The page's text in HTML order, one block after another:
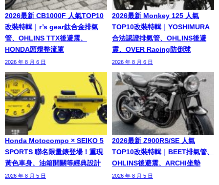
2026最新 CB1000F 人氣TOP10
改裝特輯｜r’s gear鈦合金排氣
管、OHLINS TTX後避震、
HONDA頭燈整流罩
2026 年 8 月 6 日
2026最新 Monkey 125 人氣
TOP10改裝特輯｜YOSHIMURA
合法認證排氣管、OHLINS後避
震、OVER Racing防倒球
2026 年 8 月 6 日
Honda Motocompo × SEIKO 5
SPORTS 聯名限量錶登場！重現
黃色車身、油箱開關等經典設計
2026 年 8 月 5 日
2026最新 Z900RS/SE 人氣
TOP10改裝特輯｜BEET排氣管、
OHLINS後避震、ARCHI坐墊
2026 年 8 月 5 日